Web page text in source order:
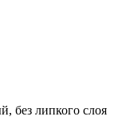
без липкого слоя